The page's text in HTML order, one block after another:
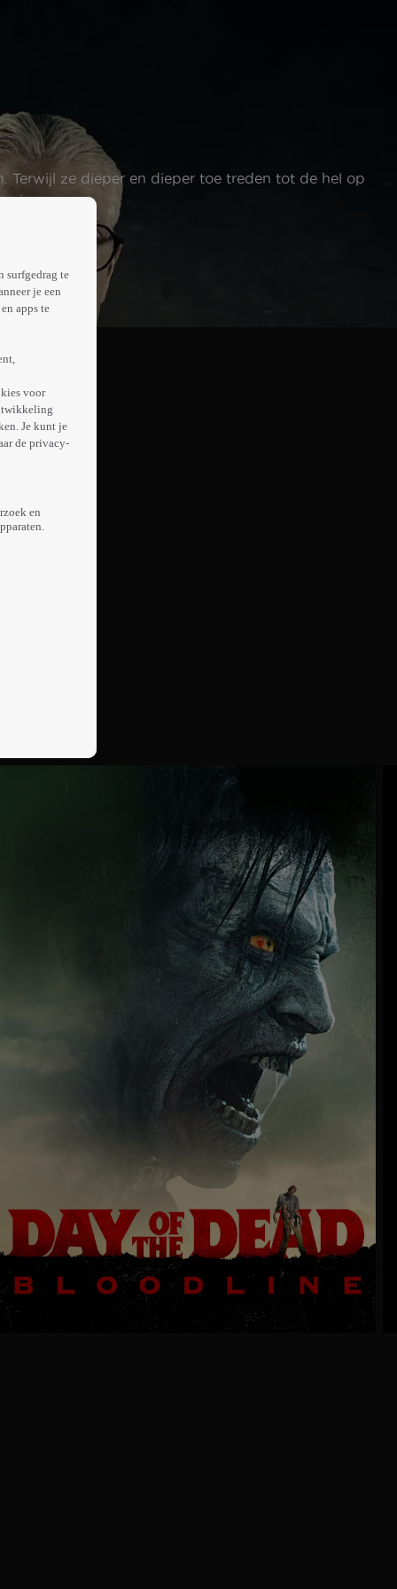
Terwijl ze dieper en dieper toe treden tot de hel op
zien.
surfgedrag te
je een
apps te
voor
Je kunt je
de privacy-
en